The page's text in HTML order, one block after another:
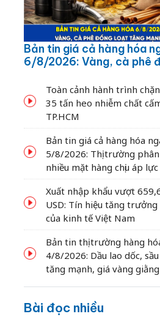
Bản tin giá cả hàng hóa
6/8/2026: Vàng, cà phê
Toàn cảnh hành trình
35 tấn heo nhiễm chất
TP.HCM
Bản tin giá cả hàng hóa
5/8/2026: Thị trường
nhiều mặt hàng chịu áp lực
Xuất nhập khẩu vượt
USD: Tín hiệu tăng trưởng
của kinh tế Việt Nam
Bản tin thị trường hàng
4/8/2026: Dầu lao dốc,
tăng mạnh, giá vàng
Bài đọc nhiều